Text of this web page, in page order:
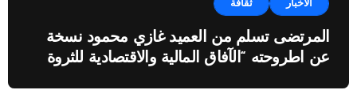
الأخبار ثقافة
المرتضى تسلم من العميد غازي محمود نسخة
عن اطروحته “الآفاق المالية والاقتصادية للثروة